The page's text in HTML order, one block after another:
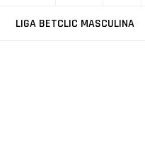
LIGA BETCLIC MASCULINA